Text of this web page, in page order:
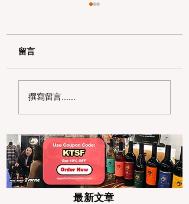
【夏季健康提醒】高溫
季養生不能只靠補水
留言
撰寫留言......
最新文章